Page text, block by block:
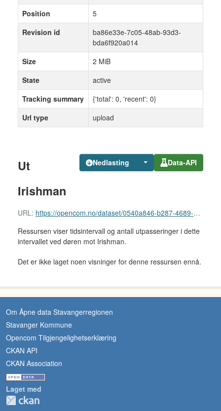
Nedlasting Data-API
Ut
Irishman
URL: https://opencom.no/dataset/0540a846-b287-4689-9aef-3dad0ec8eca0/resource/a9540840-d165-407f-a38d-a2b7201e2116/download/ut_irishman.csv
Ressursen viser tidsintervall og antall utpasseringer i dette
intervallet ved døren mot Irishman.
Det er ikke laget noen visninger for denne ressursen ennå.
Position
5
Revision id
ba86e33e-7c05-48ab-93d3-
bda6f920a014
Size
2 MiB
State
active
Tracking summary
{'total': 0, 'recent': 0}
Url type
upload
Om Åpne data Stavangerregionen
Stavanger Kommune
Opencom Tilgjengelighetserklæring
CKAN API
CKAN Association
Laget med